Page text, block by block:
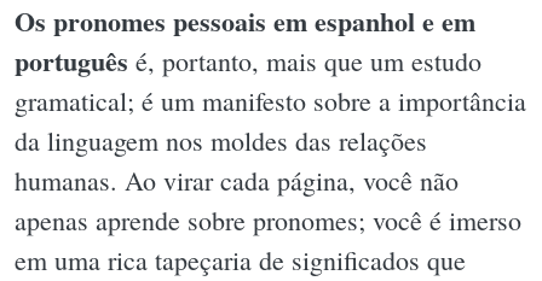
Os pronomes pessoais em espanhol e em
português é, portanto, mais que um estudo
gramatical; é um manifesto sobre a importância
da linguagem nos moldes das relações
humanas. Ao virar cada página, você não
apenas aprende sobre pronomes; você é imerso
em uma rica tapeçaria de significados que